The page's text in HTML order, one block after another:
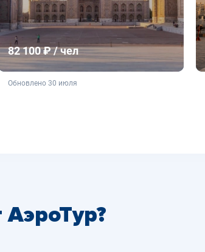
82 100 ₽ / чел
не является публичной офертой
Обновлено 30 июля